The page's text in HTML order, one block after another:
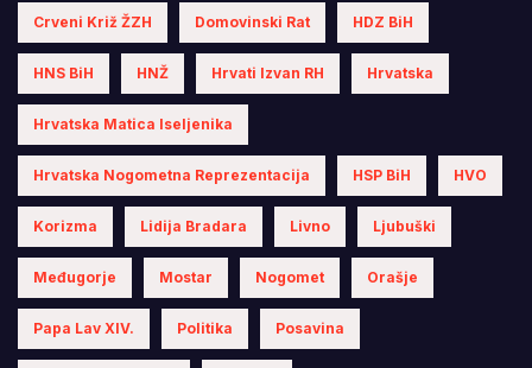
Crveni Križ ŽZH Domovinski Rat HDZ BiH
HNS BiH HNŽ Hrvati Izvan RH Hrvatska
Hrvatska Matica Iseljenika
Hrvatska Nogometna Reprezentacija HSP BiH HVO
Korizma Lidija Bradara Livno Ljubuški
Međugorje Mostar Nogomet Orašje
Papa Lav XIV. Politika Posavina